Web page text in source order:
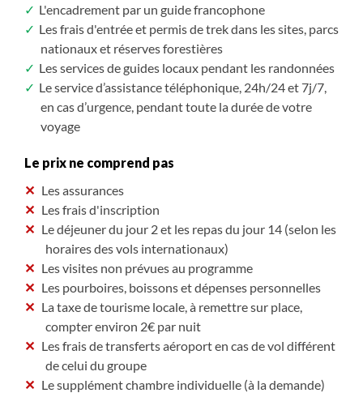
L'encadrement par un guide francophone
Les frais d'entrée et permis de trek dans les sites, parcs
nationaux et réserves forestières
Les services de guides locaux pendant les randonnées
Le service d’assistance téléphonique, 24h/24 et 7j/7,
en cas d’urgence, pendant toute la durée de votre
voyage
Le prix ne comprend pas
Les assurances
Les frais d'inscription
Le déjeuner du jour 2 et les repas du jour 14 (selon les
horaires des vols internationaux)
Les visites non prévues au programme
Les pourboires, boissons et dépenses personnelles
La taxe de tourisme locale, à remettre sur place,
compter environ 2€ par nuit
Les frais de transferts aéroport en cas de vol différent
de celui du groupe
Le supplément chambre individuelle (à la demande)